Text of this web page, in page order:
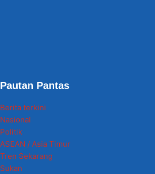
Pautan Pantas
Berita terkini
Nasional
Politik
ASEAN / Asia Timur
Tren Sekarang
Sukan